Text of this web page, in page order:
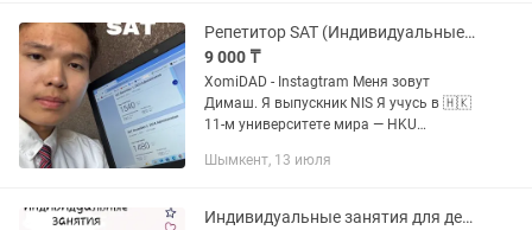
подготовки...
Репетитор SAT (Индивидуальные занятия)
9 000 ₸
XomiDAD - Instagtram Меня зовут
Димаш. Я выпускник NIS Я учусь в 🇭🇰
11-м университете мира — HKU
гранте, который получил благодаря
Шымкент, 13 июля
Индивидуальные занятия для детей и взрослых. СИ,АФК